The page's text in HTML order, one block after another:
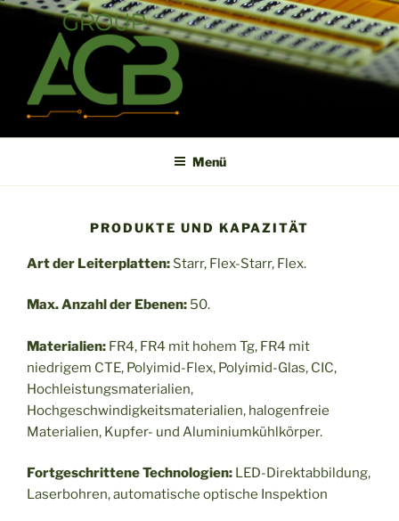
Zum
springen
ACB
Menü
PRODUKTE UND KAPAZITÄT
Art der Leiterplatten: Starr, Flex-Starr, Flex.
Max. Anzahl der Ebenen: 50.
Materialien: FR4, FR4 mit hohem Tg, FR4 mit
niedrigem CTE, Polyimid-Flex, Polyimid-Glas, CIC,
Hochleistungsmaterialien,
Hochgeschwindigkeitsmaterialien, halogenfreie
Materialien, Kupfer- und Aluminiumkühlkörper.
Fortgeschrittene Technologien: LED-Direktabbildung,
Laserbohren, automatische optische Inspektion